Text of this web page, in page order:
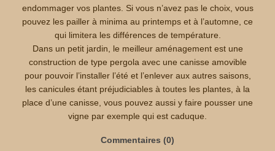
endommager vos plantes. Si vous n’avez pas le choix, vous
pouvez les pailler à minima au printemps et à l’automne, ce
qui limitera les différences de température.
Dans un petit jardin, le meilleur aménagement est une
construction de type pergola avec une canisse amovible
pour pouvoir l’installer l’été et l’enlever aux autres saisons,
les canicules étant préjudiciables à toutes les plantes, à la
place d’une canisse, vous pouvez aussi y faire pousser une
vigne par exemple qui est caduque.
Commentaires (0)